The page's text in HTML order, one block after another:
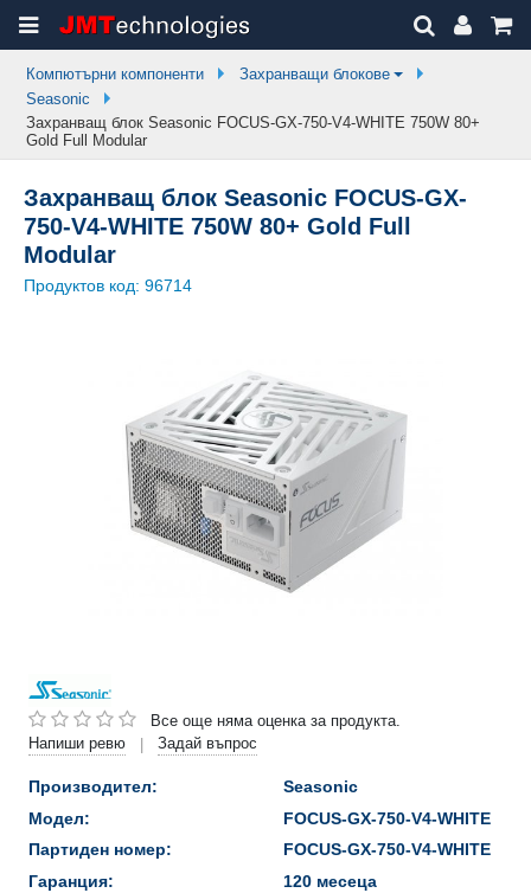
Компютърни компоненти
Захранващи блокове
Seasonic
Захранващ блок Seasonic FOCUS-GX-750-V4-WHITE 750W 80+
Gold Full Modular
Захранващ блок Seasonic FOCUS-GX-
750-V4-WHITE 750W 80+ Gold Full
Modular
Продуктов код: 96714
Все още няма оценка за продукта.
Напиши ревю
| Задай въпрос
Производител:
Seasonic
Модел:
FOCUS-GX-750-V4-WHITE
Партиден номер:
FOCUS-GX-750-V4-WHITE
Гаранция:
120 месеца